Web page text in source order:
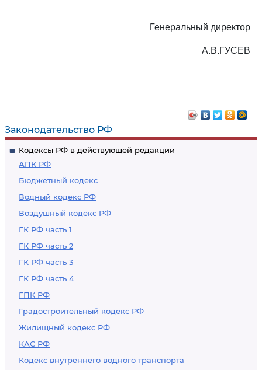
Законодательство РФ
Кодексы РФ в действующей редакции
АПК РФ
Бюджетный кодекс
Водный кодекс РФ
Воздушный кодекс РФ
ГК РФ часть 1
ГК РФ часть 2
ГК РФ часть 3
ГК РФ часть 4
ГПК РФ
Градостроительный кодекс РФ
Жилищный кодекс РФ
КАС РФ
Кодекс внутреннего водного транспорта
Генеральный директор
А.В.ГУСЕВ